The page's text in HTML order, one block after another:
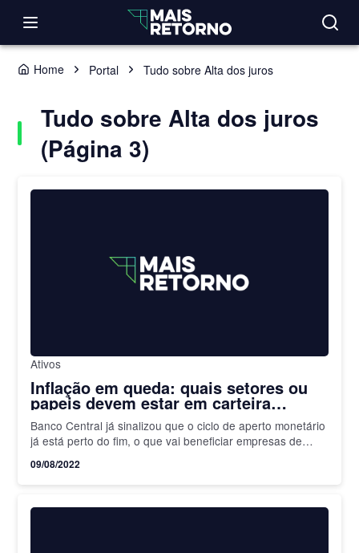
Home Portal Tudo sobre Alta dos juros
Tudo sobre Alta dos juros
(Página 3)
Ativos
Inflação em queda: quais setores ou
papeis devem estar em carteira
vencedora nesse cenário?
Banco Central já sinalizou que o ciclo de aperto monetário
já está perto do fim, o que vai beneficiar empresas de
09/08/2022